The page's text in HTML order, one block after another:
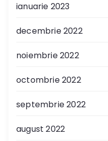
ianuarie 2023
decembrie 2022
noiembrie 2022
octombrie 2022
septembrie 2022
august 2022